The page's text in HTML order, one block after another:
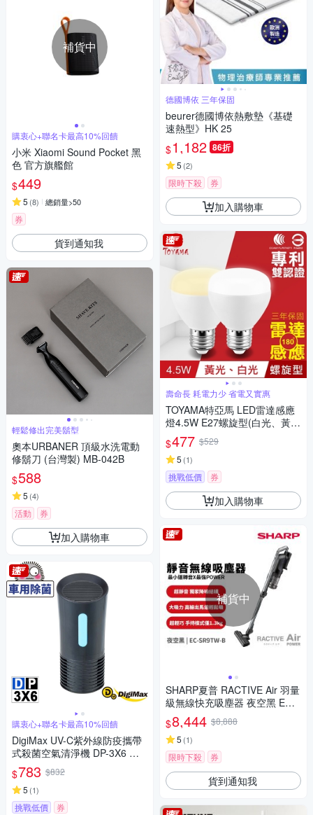
補貨中
購衷心+聯名卡最高10%回饋
小米 Xiaomi Sound Pocket 黑
色 官方旗艦館
$449
5 (8) 總銷量>50
券
貨到通知我
輕鬆修出完美鬍型
奧本URBANER 頂級水洗電動
修鬍刀 (台灣製) MB-042B
$588
5 (4)
活動 券
加入購物車
購衷心+聯名卡最高10%回饋
DigiMax UV-C紫外線防疫攜帶
式殺菌空氣清淨機 DP-3X6 紫
外線燈管殺菌 抗菌防疫必備 降
低感染機率
$783 $832
5 (1)
挑戰低價 券
德國博依 三年保固
beurer德國博依熱敷墊《基礎
速熱型》HK 25
$1,182 86折
5 (2)
限時下殺 券
加入購物車
壽命長 耗電力少 省電又實惠
TOYAMA特亞馬 LED雷達感應
燈4.5W E27螺旋型(白光、黃
光)
$477 $529
5 (1)
挑戰低價 券
加入購物車
補貨中
SHARP夏普 RACTIVE Air 羽量
級無線快充吸塵器 夜空黑 EC-
SR9TW-B
$8,444 $8,888
5 (1)
限時下殺 券
貨到通知我